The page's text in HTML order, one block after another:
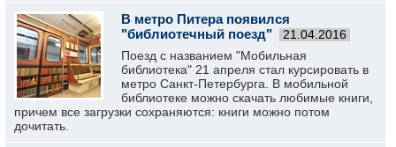
В метро Питера появился
"библиотечный поезд"
21.04.2016
Поезд с названием "Мобильная
библиотека" 21 апреля стал курсировать в
метро Санкт-Петербурга. В мобильной
библиотеке можно скачать любимые книги,
причем все загрузки сохраняются: книги можно потом
дочитать.